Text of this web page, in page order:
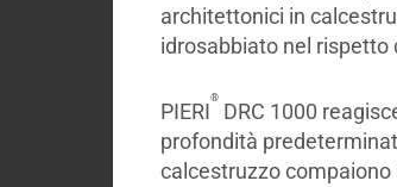
architettonici in
idrosabbiato nel
PIERI
®
DRC 1000
profondità
calcestruzzo